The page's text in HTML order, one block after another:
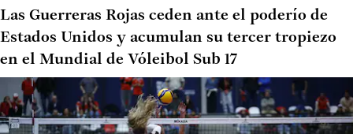
Las Guerreras Rojas ceden ante el poderío de
Estados Unidos y acumulan su tercer tropiezo
en el Mundial de Vóleibol Sub 17